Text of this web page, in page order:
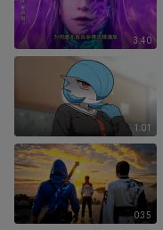
3:40
1:01
0:35